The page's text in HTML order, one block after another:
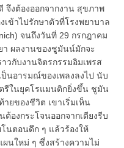
จึงต้องออกจากงาน สุขภาพ
เข้าไปรักษาตัวที่โรงพยาบาล
จนถึงวันที่ 29 กรกฎาคม
า ผลงานของชูมันน์มักจะ
วกับงานจิตรกรรมอิมเพรส
นอารมณ์ของเพลงลงไป นับ
รีในยุคโรแมนติกยิ่งขึ้น ชูมัน
ยของชีวิต เขาเริ่มเห็น
องกระโจนออกจากเตียงรีบ
โนตอนดึก ๆ แล้วร้องให้
นใหม่ ๆ ซึ่งสร้างความไม่